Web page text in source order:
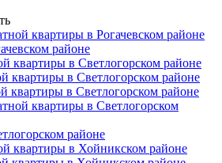
квартиры в Рогачевском районе
районе
квартиры в Светлогорском районе
квартиры в Светлогорском районе
квартиры в Светлогорском районе
квартиры в Светлогорском
районе
квартиры в Хойникском районе